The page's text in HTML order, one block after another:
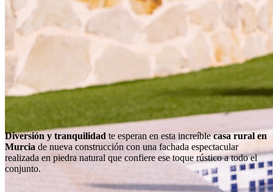
Diversión y tranquilidad te esperan en esta increíblecasa rural en
Murcia de nueva construcción con una fachada espectacular
realizada en piedra natural que confiere ese toque rústico a todo el
conjunto.